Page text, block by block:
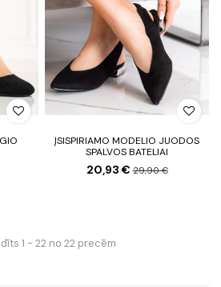
ĮSISPIRIAMO MODELIO JUODOS
SPALVOS BATELIAI
20,93 €29,90 €
1 - 22 no 22 precēm